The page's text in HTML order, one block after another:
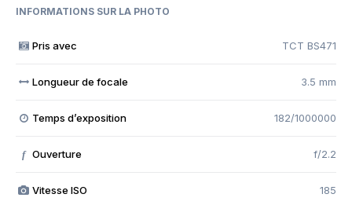
INFORMATIONS SUR LA PHOTO
Pris avec TCT BS471
Longueur de focale 3.5 mm
Temps d’exposition 182/1000000
f Ouverture f/2.2
Vitesse ISO 185